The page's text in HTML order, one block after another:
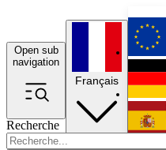
Open sub
navigation
Recherche
Français